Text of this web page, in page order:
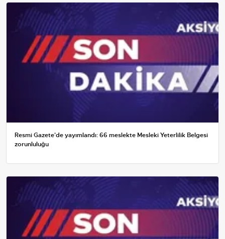
Resmi Gazete'de yayımlandı: 66 meslekte Mesleki Yeterlilik Belgesi
zorunluluğu